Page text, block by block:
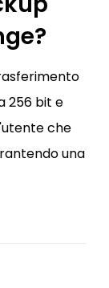
256 bit e
che
una